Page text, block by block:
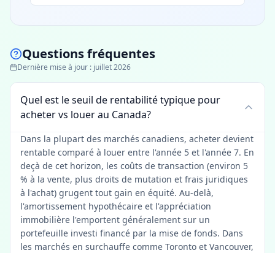
Questions fréquentes
Dernière mise à jour : juillet 2026
Quel est le seuil de rentabilité typique pour
acheter vs louer au Canada?
Dans la plupart des marchés canadiens, acheter devient
rentable comparé à louer entre l'année 5 et l'année 7. En
deçà de cet horizon, les coûts de transaction (environ 5
% à la vente, plus droits de mutation et frais juridiques
à l'achat) grugent tout gain en équité. Au-delà,
l'amortissement hypothécaire et l'appréciation
immobilière l'emportent généralement sur un
portefeuille investi financé par la mise de fonds. Dans
les marchés en surchauffe comme Toronto et Vancouver,